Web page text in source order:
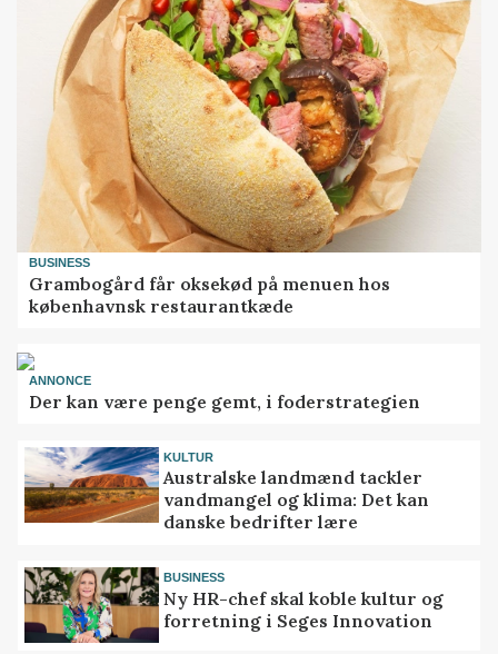
BUSINESS
Grambogård får oksekød på menuen hos
københavnsk restaurantkæde
ANNONCE
Der kan være penge gemt, i foderstrategien
KULTUR
Australske landmænd tackler
vandmangel og klima: Det kan
danske bedrifter lære
BUSINESS
Ny HR-chef skal koble kultur og
forretning i Seges Innovation